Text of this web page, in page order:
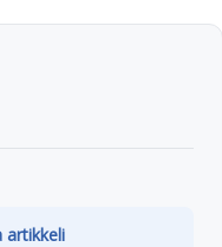
artikkeli